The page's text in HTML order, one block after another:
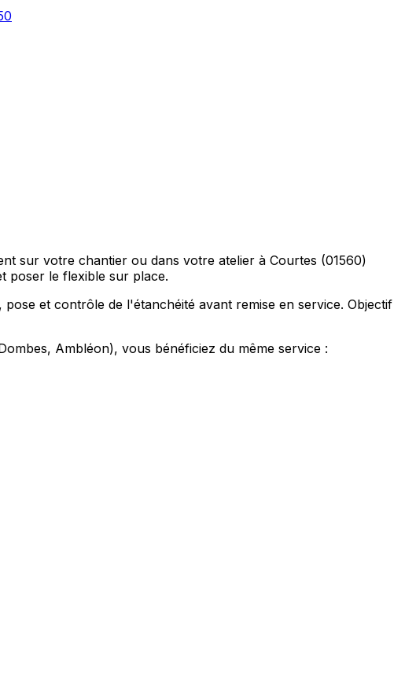
sur votre chantier ou dans votre atelier à Courtes (01560)
poser le flexible sur place.
et contrôle de l'étanchéité avant remise en service. Objectif
Ambléon), vous bénéficiez du même service :